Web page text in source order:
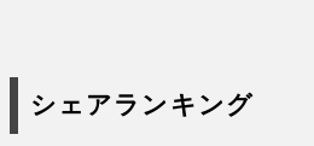
シェアランキング